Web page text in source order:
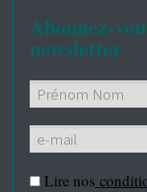
Abonnez-
newsletter
Lire nos